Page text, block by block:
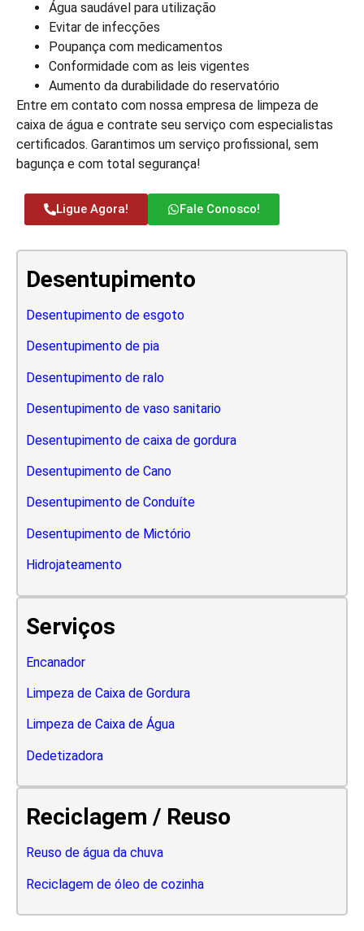
Água saudável para utilização
Evitar de infecções
Poupança com medicamentos
Conformidade com as leis vigentes
Aumento da durabilidade do reservatório
Entre em contato com nossa empresa de limpeza de
caixa de água e contrate seu serviço com especialistas
certificados. Garantimos um serviço profissional, sem
bagunça e com total segurança!
Ligue Agora! Fale Conosco!
Desentupimento
Desentupimento de esgoto
Desentupimento de pia
Desentupimento de ralo
Desentupimento de vaso sanitario
Desentupimento de caixa de gordura
Desentupimento de Cano
Desentupimento de Conduíte
Desentupimento de Mictório
Hidrojateamento
Serviços
Encanador
Limpeza de Caixa de Gordura
Limpeza de Caixa de Água
Dedetizadora
Reciclagem / Reuso
Reuso de água da chuva
Reciclagem de óleo de cozinha